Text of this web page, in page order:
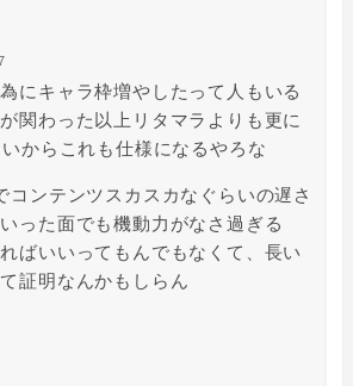
にキャラ枠増やしたって人もいる
関わった以上リタマラよりも更に
からこれも仕様になるやろな
コンテンツスカスカなぐらいの遅さ
った面でも機動力がなさ過ぎる
ばいいってもんでもなくて、長い
証明なんかもしらん